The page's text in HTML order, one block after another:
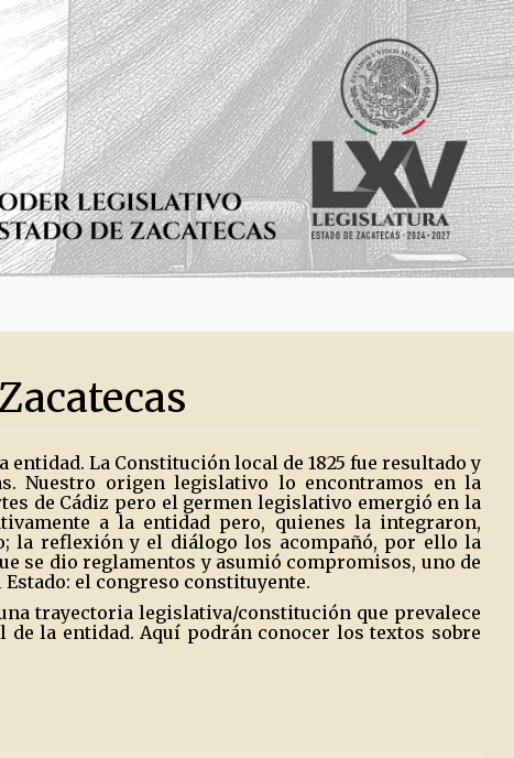
La Constitución local de 1825 fue resultado y
Nuestro origen legislativo lo encontramos en la
de Cádiz pero el germen legislativo emergió en la
a la entidad pero, quienes la integraron,
la reflexión y el diálogo los acompañó, por ello la
se dio reglamentos y asumió compromisos, uno de
el congreso constituyente.
trayectoria legislativa/constitución que prevalece
la entidad. Aquí podrán conocer los textos sobre